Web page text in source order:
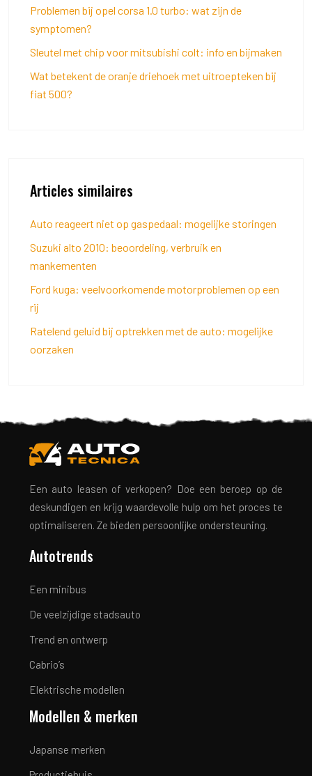
Problemen bij opel corsa 1.0 turbo: wat zijn de
symptomen?
Sleutel met chip voor mitsubishi colt: info en bijmaken
Wat betekent de oranje driehoek met uitroepteken bij
fiat 500?
Articles similaires
Auto reageert niet op gaspedaal: mogelijke storingen
Suzuki alto 2010: beoordeling, verbruik en
mankementen
Ford kuga: veelvoorkomende motorproblemen op een
rij
Ratelend geluid bij optrekken met de auto: mogelijke
oorzaken
Een auto leasen of verkopen? Doe een beroep op de
deskundigen en krijg waardevolle hulp om het proces te
optimaliseren. Ze bieden persoonlijke ondersteuning.
Autotrends
Een minibus
De veelzijdige stadsauto
Trend en ontwerp
Cabrio’s
Elektrische modellen
Modellen & merken
Japanse merken